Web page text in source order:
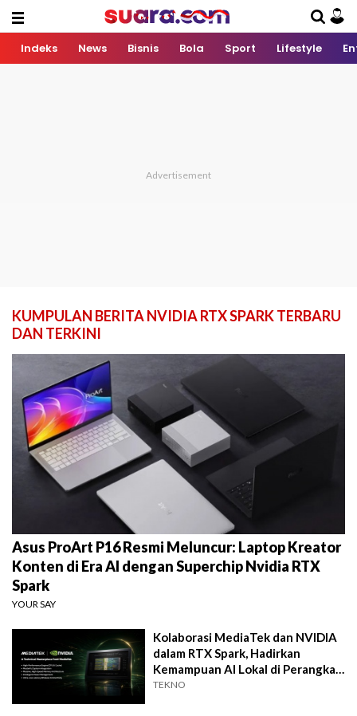
Indeks News Bisnis Bola Sport Lifestyle
KUMPULAN BERITA NVIDIA RTX SPARK TERBARU
DAN TERKINI
Asus ProArt P16 Resmi Meluncur: Laptop Kreator
Konten di Era AI dengan Superchip Nvidia RTX
Spark
YOUR SAY
Kolaborasi MediaTek dan NVIDIA
dalam RTX Spark, Hadirkan
Kemampuan AI Lokal di Perangkat
Tipis
TEKNO